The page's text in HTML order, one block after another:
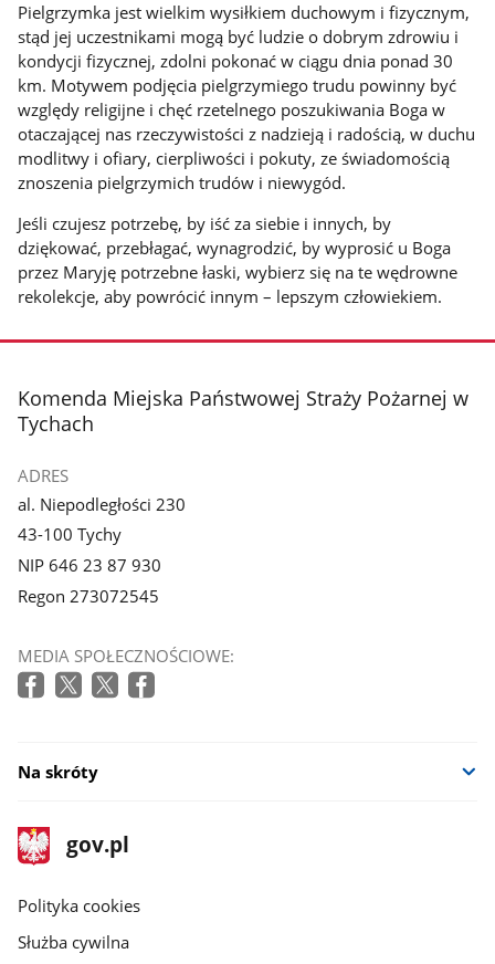
Pielgrzymka jest wielkim wysiłkiem duchowym i fizycznym,
stąd jej uczestnikami mogą być ludzie o dobrym zdrowiu i
kondycji fizycznej, zdolni pokonać w ciągu dnia ponad 30
km. Motywem podjęcia pielgrzymiego trudu powinny być
względy religijne i chęć rzetelnego poszukiwania Boga w
otaczającej nas rzeczywistości z nadzieją i radością, w duchu
modlitwy i ofiary, cierpliwości i pokuty, ze świadomością
znoszenia pielgrzymich trudów i niewygód.
Jeśli czujesz potrzebę, by iść za siebie i innych, by
dziękować, przebłagać, wynagrodzić, by wyprosić u Boga
przez Maryję potrzebne łaski, wybierz się na te wędrowne
rekolekcje, aby powrócić innym – lepszym człowiekiem.
stopka
Komenda Miejska Państwowej Straży Pożarnej w
Tychach
ADRES
al. Niepodległości 230
43-100 Tychy
NIP 646 23 87 930
Regon 273072545
MEDIA SPOŁECZNOŚCIOWE:
Na skróty
stopka
gov.pl
Strona
gov.pl
gov.pl
Polityka cookies
Służba cywilna